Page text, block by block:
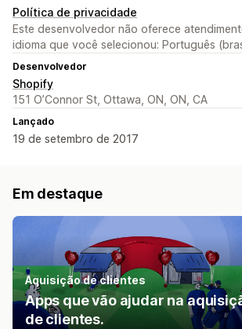
Política de privacidade
Este desenvolvedor não oferece
idioma que você selecionou: Português
Desenvolvedor
Shopify
151 O’Connor St, Ottawa, ON, ON, CA
Lançado
19 de setembro de 2017
Em destaque
Aquisição de clientes
Apps que vão ajudar na
de clientes.